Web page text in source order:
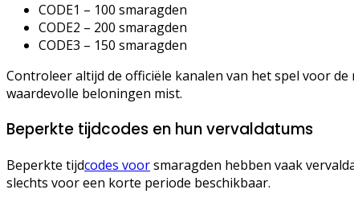
CODE1 – 100 smaragden
CODE2 – 200 smaragden
CODE3 – 150 smaragden
Controleer altijd de officiële kanalen van het spel voor
waardevolle beloningen mist.
Beperkte tijdcodes en hun vervaldatums
Beperkte tijdcodes voorsmaragden hebben vaak
slechts voor een korte periode beschikbaar.